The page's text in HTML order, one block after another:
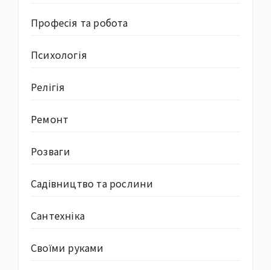
Професія та робота
Психологія
Релігія
Ремонт
Розваги
Садівництво та рослини
Сантехніка
Своїми руками